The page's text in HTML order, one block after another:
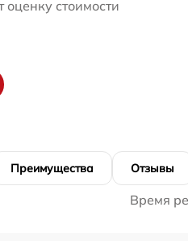
оценку стоимости
Преимущества Отзывы
Время